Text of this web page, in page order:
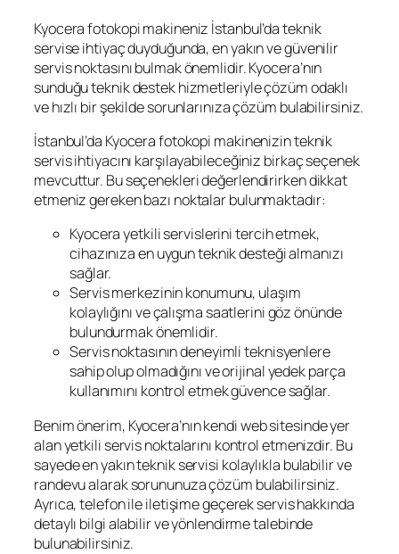
Kyocera fotokopi makineniz İstanbul’da teknik
servise ihtiyaç duyduğunda, en yakın ve güvenilir
servis noktasını bulmak önemlidir. Kyocera’nın
sunduğu teknik destek hizmetleriyle çözüm odaklı
ve hızlı bir şekilde sorunlarınıza çözüm bulabilirsiniz.
İstanbul’da Kyocera fotokopi makinenizin teknik
servis ihtiyacını karşılayabileceğiniz birkaç seçenek
mevcuttur. Bu seçenekleri değerlendirirken dikkat
etmeniz gereken bazı noktalar bulunmaktadır:
Kyocera yetkili servislerini tercih etmek,
cihazınıza en uygun teknik desteği almanızı
sağlar.
Servis merkezinin konumunu, ulaşım
kolaylığını ve çalışma saatlerini göz önünde
bulundurmak önemlidir.
Servis noktasının deneyimli teknisyenlere
sahip olup olmadığını ve orijinal yedek parça
kullanımını kontrol etmek güvence sağlar.
Benim önerim, Kyocera’nın kendi web sitesinde yer
alan yetkili servis noktalarını kontrol etmenizdir. Bu
sayede en yakın teknik servisi kolaylıkla bulabilir ve
randevu alarak sorununuza çözüm bulabilirsiniz.
Ayrıca, telefon ile iletişime geçerek servis hakkında
detaylı bilgi alabilir ve yönlendirme talebinde
bulunabilirsiniz.